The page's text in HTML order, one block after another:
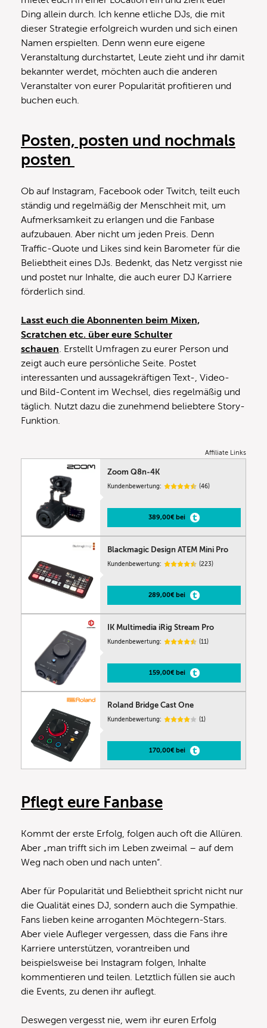
Ding allein durch. Ich kenne etliche DJs, die mit
dieser Strategie erfolgreich wurden und sich einen
Namen erspielten. Denn wenn eure eigene
Veranstaltung durchstartet, Leute zieht und ihr damit
bekannter werdet, möchten auch die anderen
Veranstalter von eurer Popularität profitieren und
buchen euch.
Posten, posten und nochmals
posten
Ob auf Instagram, Facebook oder Twitch, teilt euch
ständig und regelmäßig der Menschheit mit, um
Aufmerksamkeit zu erlangen und die Fanbase
aufzubauen. Aber nicht um jeden Preis. Denn
Traffic-Quote und Likes sind kein Barometer für die
Beliebtheit eines DJs. Bedenkt, das Netz vergisst nie
und postet nur Inhalte, die auch eurer DJ Karriere
förderlich sind.
Lasst euch die Abonnenten beim Mixen,
Scratchen etc. über eure Schulter
schauen. Erstellt Umfragen zu eurer Person und
zeigt auch eure persönliche Seite. Postet
interessanten und aussagekräftigen Text-, Video-
und Bild-Content im Wechsel, dies regelmäßig und
täglich. Nutzt dazu die zunehmend beliebtere Story-
Funktion.
Affiliate Links
Zoom Q8n-4K
Kundenbewertung: (46)
389,00€ bei
Blackmagic Design ATEM Mini Pro
Kundenbewertung: (223)
289,00€ bei
IK Multimedia iRig Stream Pro
Kundenbewertung: (11)
159,00€ bei
Roland Bridge Cast One
Kundenbewertung: (1)
170,00€ bei
Pflegt eure Fanbase
Kommt der erste Erfolg, folgen auch oft die Allüren.
Aber „man trifft sich im Leben zweimal ­– auf dem
Weg nach oben und nach unten“.
Aber für Popularität und Beliebtheit spricht nicht nur
die Qualität eines DJ, sondern auch die Sympathie.
Fans lieben keine arroganten Möchtegern-Stars.
Aber viele Aufleger vergessen, dass die Fans ihre
Karriere unterstützen, vorantreiben und
beispielsweise bei Instagram folgen, Inhalte
kommentieren und teilen. Letztlich füllen sie auch
die Events, zu denen ihr auflegt.
Deswegen vergesst nie, wem ihr euren Erfolg